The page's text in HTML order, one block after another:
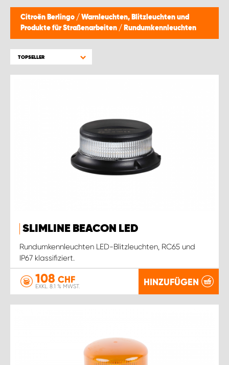
Citroën Berlingo / Warnleuchten, Blitzleuchten und
Produkte für Straßenarbeiten / Rundumkennleuchten
TOPSELLER
SLIMLINE BEACON LED
Rundumkennleuchten LED-Blitzleuchten, RC65 und
IP67 klassifiziert.
108 CHF
EXKL. 8.1 % MWST. HINZUFÜGEN